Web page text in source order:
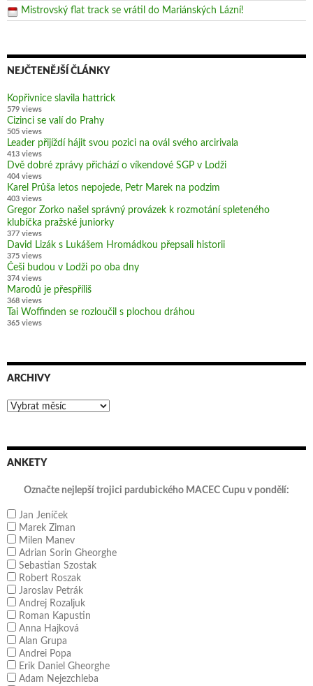
Mistrovský flat track se vrátil do Mariánských Lázní!
NEJČTENĚJŠÍ ČLÁNKY
Kopřivnice slavila hattrick
579 views
Cizinci se valí do Prahy
505 views
Leader přijíždí hájit svou pozici na ovál svého arcirivala
413 views
Dvě dobré zprávy přichází o víkendové SGP v Lodži
404 views
Karel Průša letos nepojede, Petr Marek na podzim
403 views
Gregor Zorko našel správný provázek k rozmotání spleteného
klubíčka pražské juniorky
377 views
David Lizák s Lukášem Hromádkou přepsali historii
375 views
Češi budou v Lodži po oba dny
374 views
Marodů je přespříliš
368 views
Tai Woffinden se rozloučil s plochou dráhou
365 views
ARCHIVY
Archivy
ANKETY
Označte nejlepší trojici pardubického MACEC Cupu v pondělí:
Jan Jeníček
Marek Ziman
Milen Manev
Adrian Sorin Gheorghe
Sebastian Szostak
Robert Roszak
Jaroslav Petrák
Andrej Rozaljuk
Roman Kapustin
Anna Hajková
Alan Grupa
Andrei Popa
Erik Daniel Gheorghe
Adam Nejezchleba